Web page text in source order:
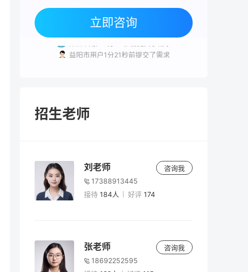
立即咨询
岳阳市用户2分34秒前提交了需求
常德市用户4分18秒前提交了需求
株洲市用户3分36秒前提交了需求
益阳市用户1分21秒前提交了需求
招生老师
刘老师
17388913445
接待 184人 好评 174
咨询我
张老师
18692252595
咨询我